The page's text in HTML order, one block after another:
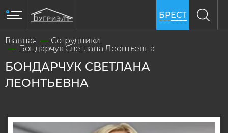
БРЕСТ
Главная
Сотрудники
Бондарчук Светлана Леонтьевна
БОНДАРЧУК СВЕТЛАНА
ЛЕОНТЬЕВНА